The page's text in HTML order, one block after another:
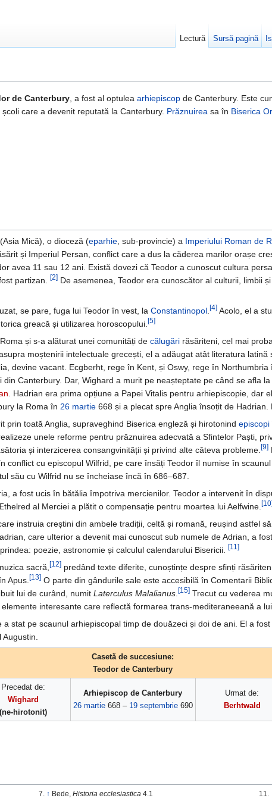
de Canterbury, a fost al optulea arhiepiscop de Canterbury. Este
care a devenit reputată la Canterbury. Prăznuirea sa în Biserica
Mică), o dioceză (eparhie, sub-provincie) a Imperiului Roman de
și Imperiul Persan, conflict care a dus la căderea marilor orașe
avea 11 sau 12 ani. Există dovezi că Teodor a cunoscut cultura
partizan. [2] De asemenea, Teodor era cunoscător al culturii, limbii
se pare, fuga lui Teodor în vest, la Constantinopol.[4] Acolo, el a
greacă și utilizarea horoscopului.[5]
și s-a alăturat unei comunități de călugări răsăriteni, cel mai
moștenirii intelectuale grecești, el a adăugat atât literatura latină
devine vacant. Ecgberht, rege în Kent, și Oswy, rege în
Canterbury. Dar, Wighard a murit pe neașteptate pe când se afla
. Hadrian era prima opțiune a Papei Vitalis pentru arhiepiscopie, dar
la Roma în 26 martie 668 și a plecat spre Anglia însoțit de
prin toată Anglia, supraveghind Biserica engleză și hirotonind episcopi
unele reforme pentru prăznuirea adecvată a Sfintelor Paști,
și interzicerea consangvinității și privind alte câteva probleme.[9]
conflict cu episcopul Wilfrid, pe care însăți Teodor îl numise în
său cu Wilfrid nu se încheiase încă în 686–687.
a fost ucis în bătălia împotriva mercienilor. Teodor a intervenit în
al Merciei a plătit o compensație pentru moartea lui Aelfwine.[10]
instruia creștini din ambele tradiții, celtă și romană, reușind astfel
care ulterior a devenit mai cunoscut sub numele de Adrian, a
poezie, astronomie și calculul calendarului Bisericii. [11]
sacră,[12] predând texte diferite, cunoștințe despre sfinți
Apus.[13] O parte din gândurile sale este accesibilă în Comentarii
lui de curând, numit Laterculus Malalianus.[15] Trecut cu vederea
interesante care reflectă formarea trans-mediteraneeană a
stat pe scaunul arhiepiscopal timp de douăzeci și doi de ani. El a
Augustin.
Casetă de succesiune:
Teodor de Canterbury
Precedat de:
Wighard
(ne-hirotonit)
Arhiepiscop de Canterbury
26 martie668 – 19 septembrie690
Urmat de:
Berhtwald
↑ Bede, Historia ecclesiastica 4.1
Lectură Sursă pagină